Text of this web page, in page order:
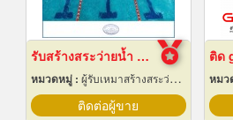
รับสร้างสระว่ายน้ำ ราคาถูก
หมวดหมู่ : ผู้รับเหมาสร้างสระว่ายน้ำ
ติดต่อผู้ขาย
ติด
หมว